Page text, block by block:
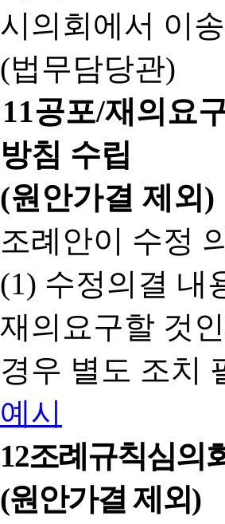
시의회에서 이
(법무담당관)
11공포/재의요
방침 수립
(원안가결 제외)
조례안이 수정
(1) 수정의결 내
재의요구할 것
경우 별도 조치
예시
12조례규칙심의
(원안가결 제외)